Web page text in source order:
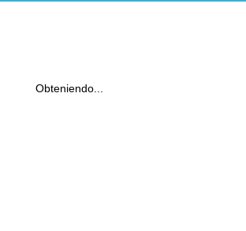
Obteniendo...